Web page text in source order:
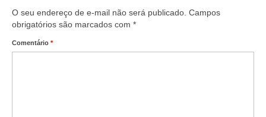
Saiba Mais
Campanhas
O seu endereço de e-mail não será publicado. Campos
obrigatórios são marcados com *
Comentário *